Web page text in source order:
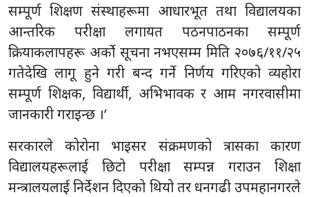
सम्पूर्ण शिक्षण संस्थाहरूमा आधारभूत तथा विद्यालयका
आन्तरिक परीक्षा लगायत पठनपाठनका सम्पूर्ण
क्रियाकलापहरू अर्को सूचना नभएसम्म मिति २०७६/११/२५
गतेदेखि लागू हुने गरी बन्द गर्ने निर्णय गरिएको व्यहोरा
सम्पूर्ण शिक्षक, विद्यार्थी, अभिभावक र आम नगरवासीमा
जानकारी गराइन्छ ।’
सरकारले कोरोना भाइसर संक्रमणको त्रासका कारण
विद्यालयहरूलाई छिटो परीक्षा सम्पन्न गराउन शिक्षा
मन्त्रालयलाई निर्देशन दिएको थियो तर धनगढी उपमहानगरले